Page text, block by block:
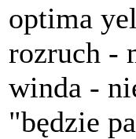
optima
rozruch -
winda -
"będzie